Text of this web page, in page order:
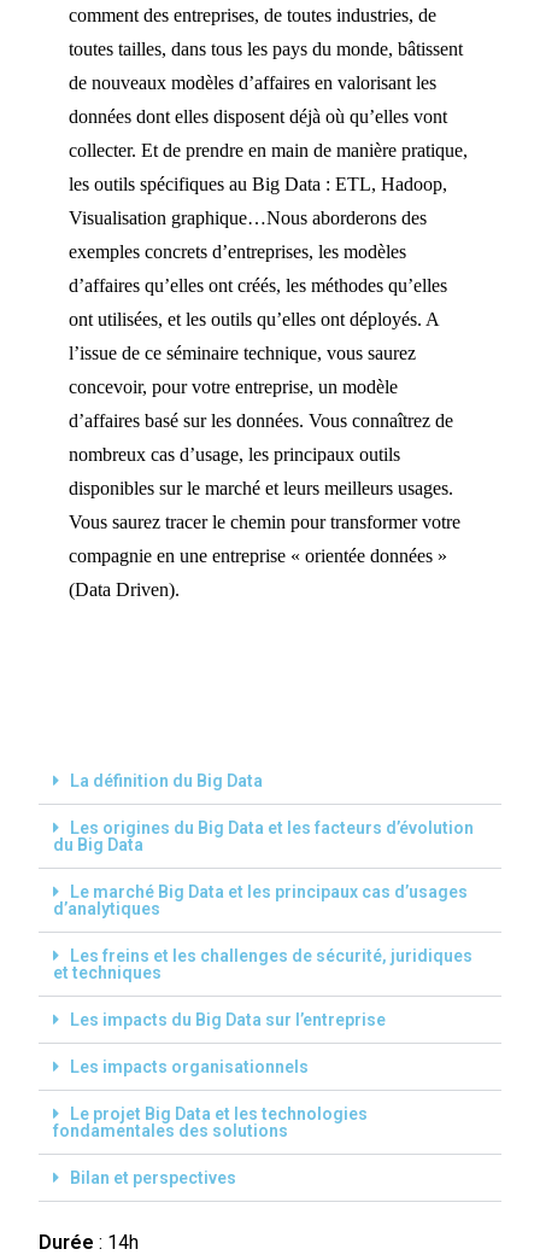
comment des entreprises, de toutes industries, de
toutes tailles, dans tous les pays du monde, bâtissent
de nouveaux modèles d’affaires en valorisant les
données dont elles disposent déjà où qu’elles vont
collecter. Et de prendre en main de manière pratique,
les outils spécifiques au Big Data : ETL, Hadoop,
Visualisation graphique…Nous aborderons des
exemples concrets d’entreprises, les modèles
d’affaires qu’elles ont créés, les méthodes qu’elles
ont utilisées, et les outils qu’elles ont déployés. A
l’issue de ce séminaire technique, vous saurez
concevoir, pour votre entreprise, un modèle
d’affaires basé sur les données. Vous connaîtrez de
nombreux cas d’usage, les principaux outils
disponibles sur le marché et leurs meilleurs usages.
Vous saurez tracer le chemin pour transformer votre
compagnie en une entreprise « orientée données »
(Data Driven).
La définition du Big Data
Les origines du Big Data et les facteurs d’évolution
du Big Data
Le marché Big Data et les principaux cas d’usages
d’analytiques
Les freins et les challenges de sécurité, juridiques
et techniques
Les impacts du Big Data sur l’entreprise
Les impacts organisationnels
Le projet Big Data et les technologies
fondamentales des solutions
Bilan et perspectives
Durée: 14h